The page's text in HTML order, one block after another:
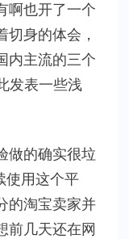
啊也开了一个
切身的体会，
内主流的三个
发表一些浅
做的确实很垃
使用这个平
的淘宝卖家并
前几天还在网